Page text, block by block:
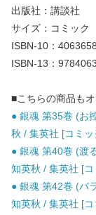
出版社：講談社
サイズ：コミック
ISBN-10：
ISBN-13：
■こちらの商品も
● 銀魂 第35巻 (お
秋 / 集英社 [コミッ
● 銀魂 第40巻 (渡
知英秋 / 集英社 [コ
● 銀魂 第42巻 (バ
知英秋 / 集英社 [コ